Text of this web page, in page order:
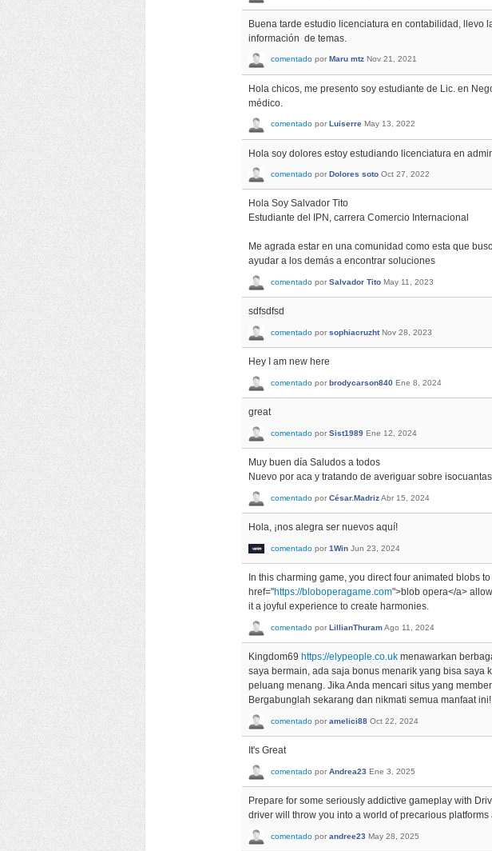
Buena tarde estudio licenciatura en contabilidad, llevo
información de temas.
comentado por Maru mtz Nov 21, 2021
Hola chicos, me presento soy estudiante de Lic. en
médico.
comentado por Luiserre May 13, 2022
Hola soy dolores estoy estudiando licenciatura en
comentado por Dolores soto Oct 27, 2022
Hola Soy Salvador Tito
Estudiante del IPN, carrera Comercio Internacional
Me agrada estar en una comunidad como esta que
ayudar a los demás a encontrar soluciones
comentado por Salvador Tito May 11, 2023
sdfsdfsd
comentado por sophiacruzht Nov 28, 2023
Hey I am new here
comentado por brodycarson840 Ene 8, 2024
great
comentado por Sist1989 Ene 12, 2024
Muy buen día Saludos a todos
Nuevo por aca y tratando de averiguar sobre isocuantas
comentado por César.MadrizAbr 15, 2024
Hola, ¡nos alegra ser nuevos aquí!
comentado por 1Win Jun 23, 2024
In this charming game, you direct four animated blobs
href="https://bloboperagame.com">blob opera</a>
it a joyful experience to create harmonies.
comentado por LillianThuramAgo 11, 2024
Kingdom69 https://elypeople.co.uk menawarkan
saya bermain, ada saja bonus menarik yang bisa saya
peluang menang. Jika Anda mencari situs yang
Bergabunglah sekarang dan nikmati semua manfaat ini!
comentado por amelici88 Oct 22, 2024
It's Great
comentado por Andrea23 Ene 3, 2025
Prepare for some seriously addictive gameplay with
driver will throw you into a world of precarious
comentado por andree23 May 28, 2025